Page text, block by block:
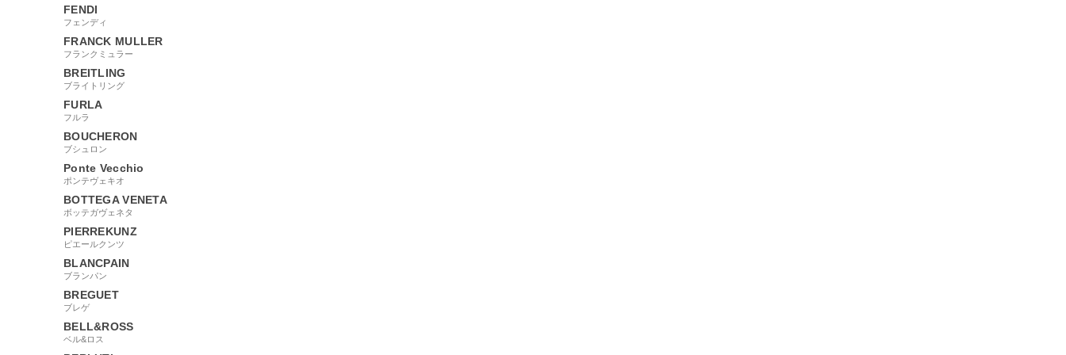
FENDI
フェンディ
FRANCK MULLER
フランクミュラー
BREITLING
ブライトリング
FURLA
フルラ
BOUCHERON
ブシュロン
Ponte Vecchio
ポンテヴェキオ
BOTTEGA VENETA
ボッテガヴェネタ
PIERREKUNZ
ピエールクンツ
BLANCPAIN
ブランパン
BREGUET
ブレゲ
BELL&ROSS
ベル&ロス